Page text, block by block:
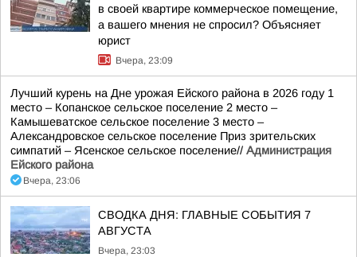
в своей квартире коммерческое помещение,
а вашего мнения не спросил? Объясняет
юрист
Вчера, 23:09
Лучший курень на Дне урожая Ейского района в 2026 году 1
место – Копанское сельское поселение 2 место –
Камышеватское сельское поселение 3 место –
Александровское сельское поселение Приз зрительских
симпатий – Ясенское сельское поселение// Администрация
Ейского района
Вчера, 23:06
СВОДКА ДНЯ: ГЛАВНЫЕ СОБЫТИЯ 7
АВГУСТА
Вчера, 23:03